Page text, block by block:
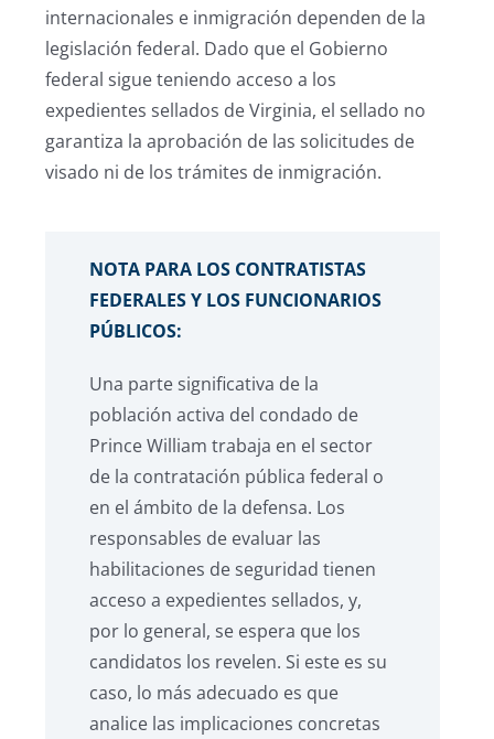
internacionales e inmigración dependen de la
legislación federal. Dado que el Gobierno
federal sigue teniendo acceso a los
expedientes sellados de Virginia, el sellado no
garantiza la aprobación de las solicitudes de
visado ni de los trámites de inmigración.
NOTA PARA LOS CONTRATISTAS
FEDERALES Y LOS FUNCIONARIOS
PÚBLICOS:
Una parte significativa de la
población activa del condado de
Prince William trabaja en el sector
de la contratación pública federal o
en el ámbito de la defensa. Los
responsables de evaluar las
habilitaciones de seguridad tienen
acceso a expedientes sellados, y,
por lo general, se espera que los
candidatos los revelen. Si este es su
caso, lo más adecuado es que
analice las implicaciones concretas